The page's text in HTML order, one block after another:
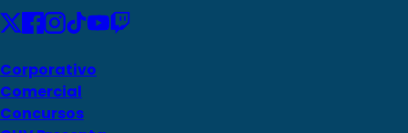
Corporativo
Comercial
Concursos